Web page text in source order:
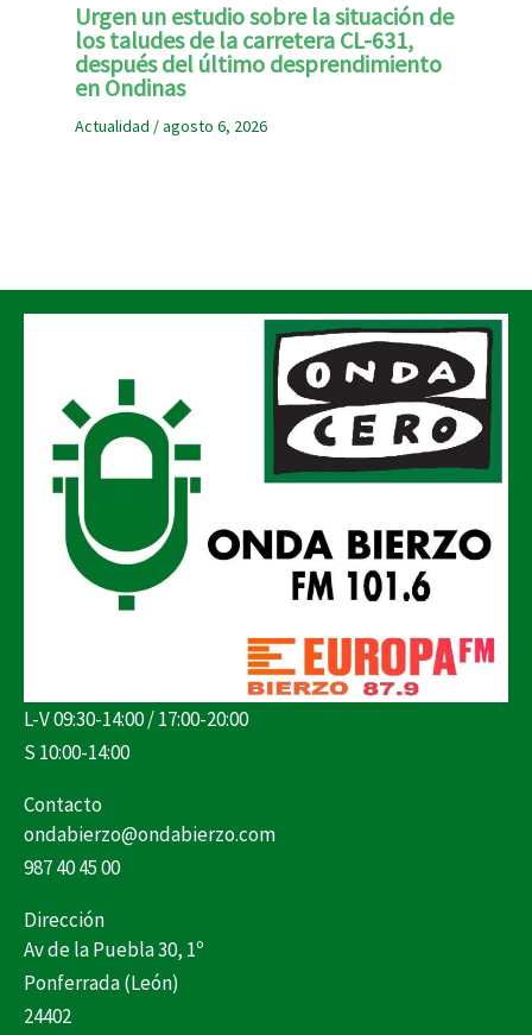
Urgen un estudio sobre la situación de
los taludes de la carretera CL-631,
después del último desprendimiento
en Ondinas
Actualidad /agosto 6, 2026
L-V 09:30-14:00 / 17:00-20:00
S 10:00-14:00
Contacto
ondabierzo@ondabierzo.com
987 40 45 00
Dirección
Av de la Puebla 30, 1º
Ponferrada (León)
24402